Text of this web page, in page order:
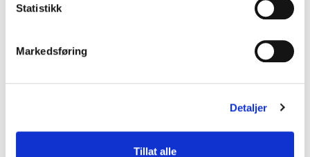
Statistikk
Markedsføring
Detaljer
Tillat alle